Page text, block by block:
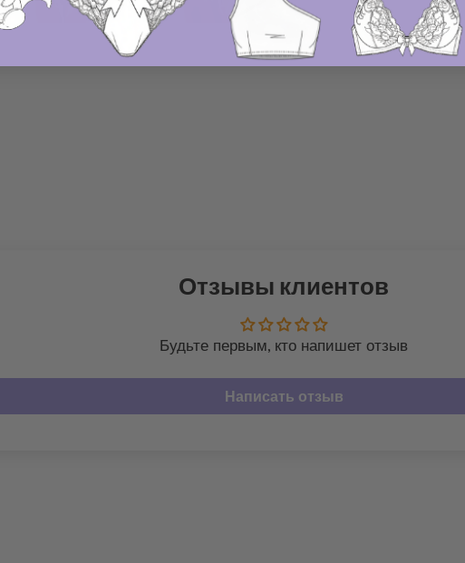
Отзывы клиентов
Будьте первым, кто напишет отзыв
Написать отзыв